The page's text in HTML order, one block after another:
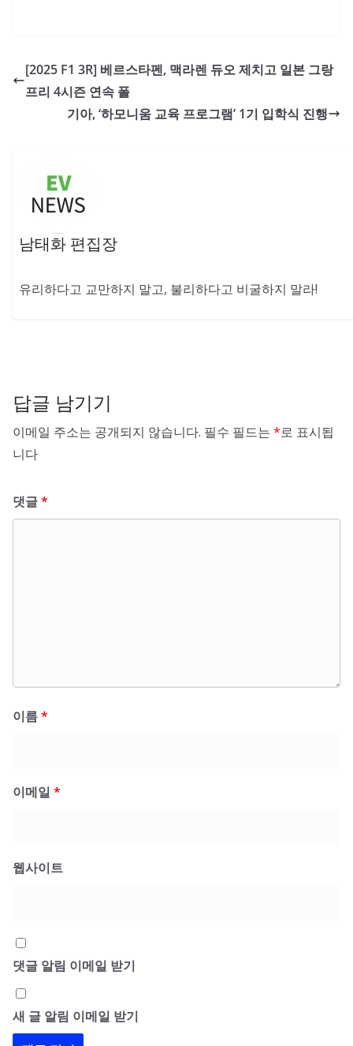
[2025 F1 3R] 베르스타펜, 맥라렌 듀오 제치고 일본 그랑
프리 4시즌 연속 폴
기아, ‘하모니움 교육 프로그램’ 1기 입학식 진행
남태화 편집장
유리하다고 교만하지 말고, 불리하다고 비굴하지 말라!
답글 남기기
이메일 주소는 공개되지 않습니다. 필수 필드는 *로 표시됩
니다
댓글*
이름*
이메일 *
웹사이트
댓글 알림 이메일 받기
새 글 알림 이메일 받기